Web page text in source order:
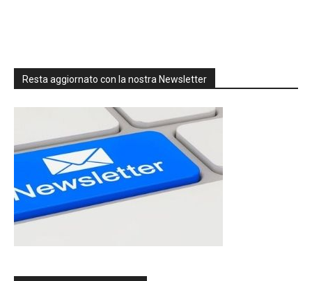
Resta aggiornato con la nostra Newsletter